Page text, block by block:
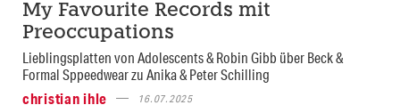
My Favourite Records mit
Preoccupations
Lieblingsplatten von Adolescents & Robin Gibb über Beck &
Formal Sppeedwear zu Anika & Peter Schilling
christian ihle
16.07.2025